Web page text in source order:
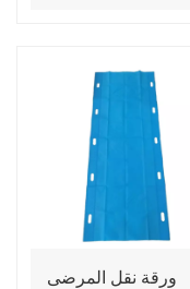
ورقة نقل المرضى